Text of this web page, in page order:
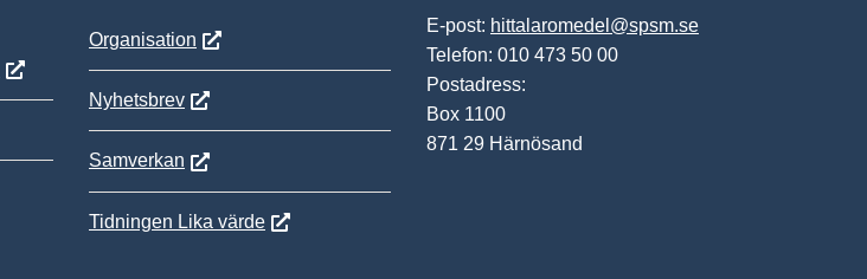
Organisation
Nyhetsbrev
Samverkan
Tidningen Lika värde
E-post: hittalaromedel@spsm.se
Telefon: 010 473 50 00
Postadress:
Box 1100
871 29 Härnösand